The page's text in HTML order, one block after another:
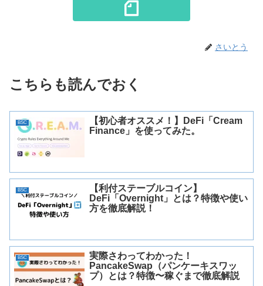
さいとう
こちらも読んでおく
BSC
【初心者オススメ！】DeFi「Cream
Finance」を使ってみた。
BSC
【利付ステーブルコイン】
DeFi「Overnight」とは？特徴や使い
方を徹底解説！
BSC
実際さわってわかった！
PancakeSwap（パンケーキスワッ
プ）とは？特徴〜稼ぐまで徹底解説